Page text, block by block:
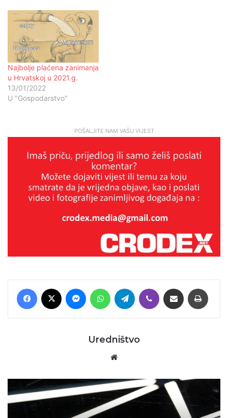
Najbolje plaćena zanimanja
u Hrvatskoj u 2021.g.
13/01/2022
U "Gospodarstvo"
POŠALJITE NAM VAŠU VIJEST
Facebook MessengerWhatsAppTelegram Viber Podijeli putem E-maila
Uredništvo